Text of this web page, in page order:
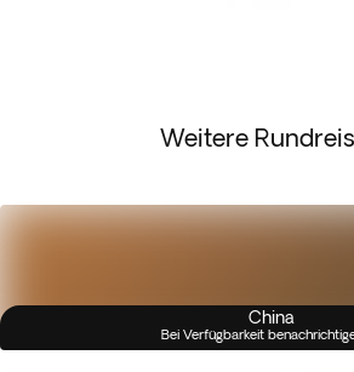
Weitere
China
Bei Verfügbarkeit